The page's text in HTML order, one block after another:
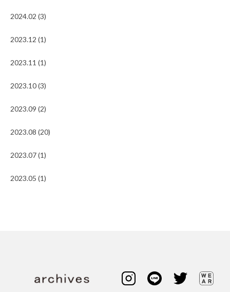
2024.02 (3)
2023.12 (1)
2023.11 (1)
2023.10 (3)
2023.09 (2)
2023.08 (20)
2023.07 (1)
2023.05 (1)